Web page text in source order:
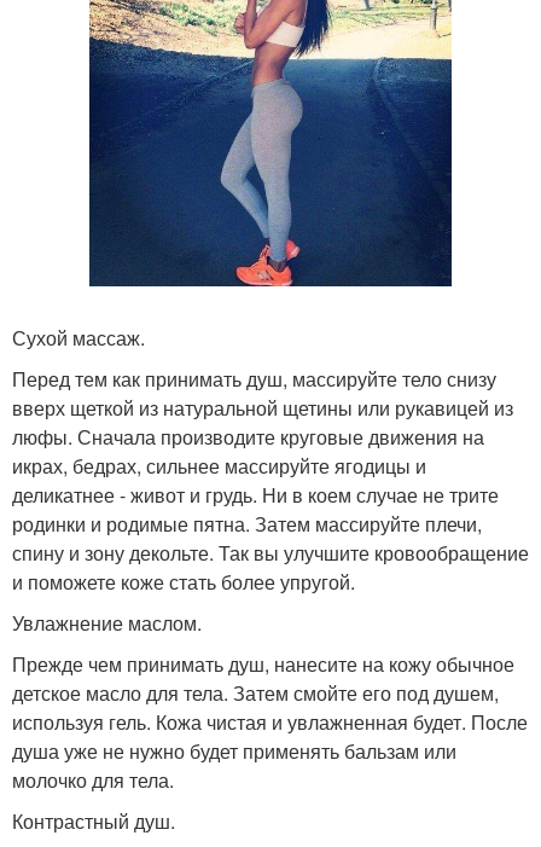
Сухой массаж.
Перед тем как принимать душ, массируйте тело снизу
вверх щеткой из натуральной щетины или рукавицей из
люфы. Сначала производите круговые движения на
икрах, бедрах, сильнее массируйте ягодицы и
деликатнее - живот и грудь. Ни в коем случае не трите
родинки и родимые пятна. Затем массируйте плечи,
спину и зону декольте. Так вы улучшите кровообращение
и поможете коже стать более упругой.
Увлажнение маслом.
Прежде чем принимать душ, нанесите на кожу обычное
детское масло для тела. Затем смойте его под душем,
используя гель. Кожа чистая и увлажненная будет. После
душа уже не нужно будет применять бальзам или
молочко для тела.
Контрастный душ.